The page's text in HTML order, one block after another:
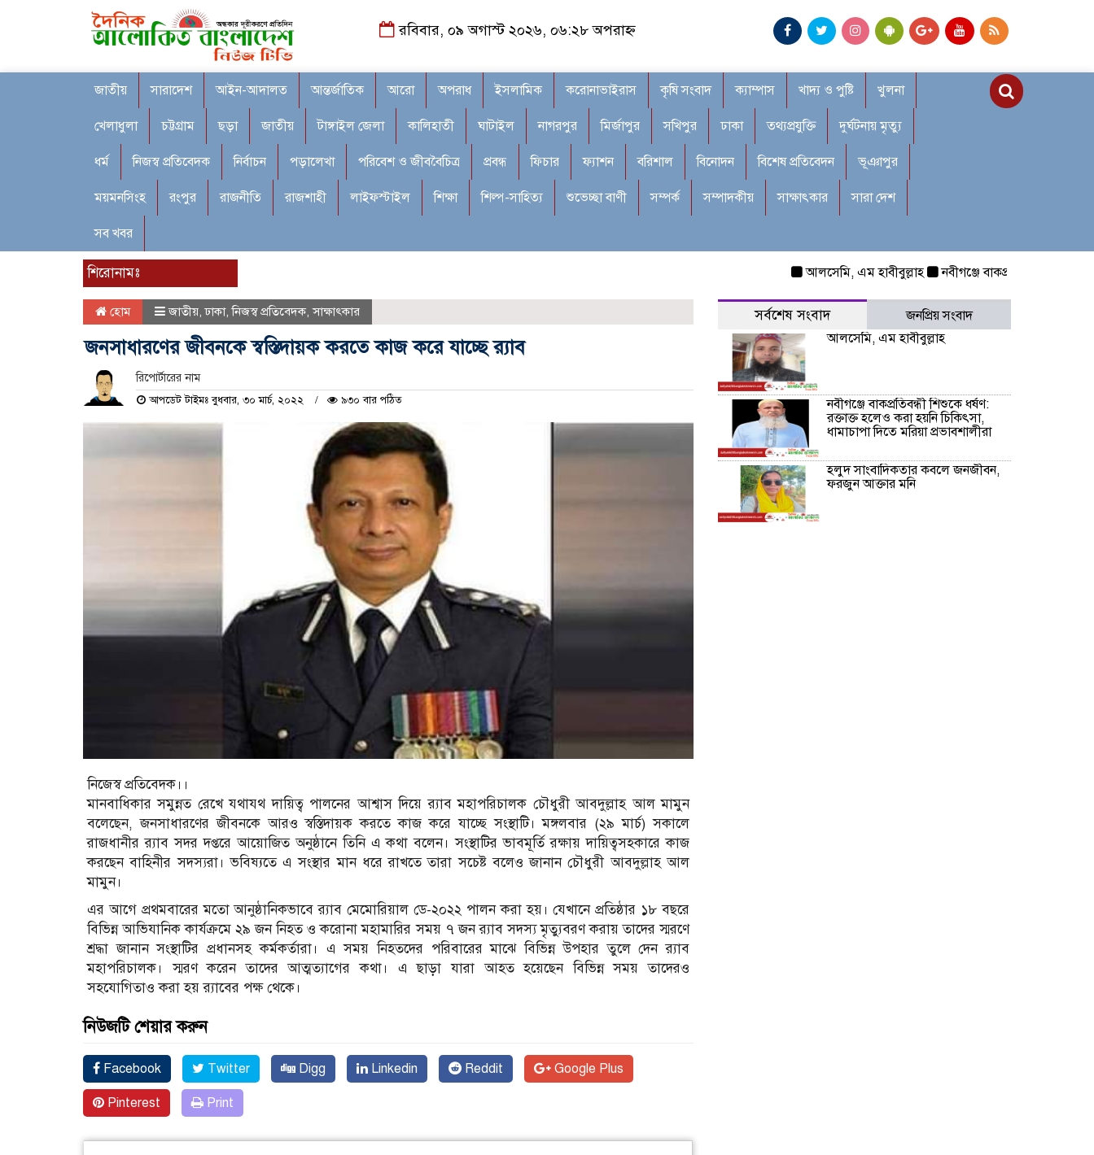
রবিবার, ০৯ অগাস্ট ২০২৬, ০৬:২৮ অপরাহ্ন
জাতীয় সারাদেশ আইন-আদালত আন্তর্জাতিক আরো অপরাধ ইসলামিক করোনাভাইরাস কৃষি সংবাদ ক্যাম্পাস খাদ্য ও পুষ্টি খুলনা
খেলাধুলা চট্টগ্রাম ছড়া জাতীয় টাঙ্গাইল জেলা কালিহাতী ঘাটাইল নাগরপুর মির্জাপুর সখিপুর ঢাকা তথ্যপ্রযুক্তি দুর্ঘটনায় মৃত্যু
ধর্ম নিজস্ব প্রতিবেদক নির্বাচন পড়ালেখা পরিবেশ ও জীববৈচিত্র প্রবন্ধ ফিচার ফ্যাশন বরিশাল বিনোদন বিশেষ প্রতিবেদন ভূঞাপুর
ময়মনসিংহ রংপুর রাজনীতি রাজশাহী লাইফস্টাইল শিক্ষা শিল্প-সাহিত্য শুভেচ্ছা বাণী সম্পর্ক সম্পাদকীয় সাক্ষাৎকার সারা দেশ
সব খবর
শিরোনামঃ আলসেমি, এম হাবীবুল্লাহ নবীগঞ্জে বাকপ্রতিবন্ধী শিশুকে ধর্ষণ:
হোম জাতীয়,ঢাকা,নিজস্ব প্রতিবেদক,সাক্ষাৎকার
জনসাধারণের জীবনকে স্বস্তিদায়ক করতে কাজ করে যাচ্ছে র‌্যাব
রিপোর্টারের নাম
আপডেট টাইমঃ বুধবার, ৩০ মার্চ, ২০২২ ৯৩০ বার পঠিত
নিজেস্ব প্রতিবেদক।।
মানবাধিকার সমুন্নত রেখে যথাযথ দায়িত্ব পালনের আশ্বাস দিয়ে র‌্যাব মহাপরিচালক চৌধুরী আবদুল্লাহ আল মামুন
বলেছেন, জনসাধারণের জীবনকে আরও স্বস্তিদায়ক করতে কাজ করে যাচ্ছে সংস্থাটি। মঙ্গলবার (২৯ মার্চ) সকালে
রাজধানীর র‌্যাব সদর দপ্তরে আয়োজিত অনুষ্ঠানে তিনি এ কথা বলেন। সংস্থাটির ভাবমূর্তি রক্ষায় দায়িত্বসহকারে কাজ
করছেন বাহিনীর সদস্যরা। ভবিষ্যতে এ সংস্থার মান ধরে রাখতে তারা সচেষ্ট বলেও জানান চৌধুরী আবদুল্লাহ আল
মামুন।
এর আগে প্রথমবারের মতো আনুষ্ঠানিকভাবে র‌্যাব মেমোরিয়াল ডে-২০২২ পালন করা হয়। যেখানে প্রতিষ্ঠার ১৮ বছরে
বিভিন্ন আভিযানিক কার্যক্রমে ২৯ জন নিহত ও করোনা মহামারির সময় ৭ জন র‌্যাব সদস্য মৃত্যুবরণ করায় তাদের স্মরণে
শ্রদ্ধা জানান সংস্থাটির প্রধানসহ কর্মকর্তারা। এ সময় নিহতদের পরিবারের মাঝে বিভিন্ন উপহার তুলে দেন র‌্যাব
মহাপরিচালক। স্মরণ করেন তাদের আত্মত্যাগের কথা। এ ছাড়া যারা আহত হয়েছেন বিভিন্ন সময় তাদেরও
সহযোগিতাও করা হয় র‌্যাবের পক্ষ থেকে।
নিউজটি শেয়ার করুন
Facebook Twitter Digg Linkedin Reddit Google Plus
Pinterest Print
সর্বশেষ সংবাদ
জনপ্রিয় সংবাদ
আলসেমি, এম হাবীবুল্লাহ
নবীগঞ্জে বাকপ্রতিবন্ধী শিশুকে ধর্ষণ:
রক্তাক্ত হলেও করা হয়নি চিকিৎসা,
ধামাচাপা দিতে মরিয়া প্রভাবশালীরা
হলুদ সাংবাদিকতার কবলে জনজীবন,
ফরজুন আক্তার মনি